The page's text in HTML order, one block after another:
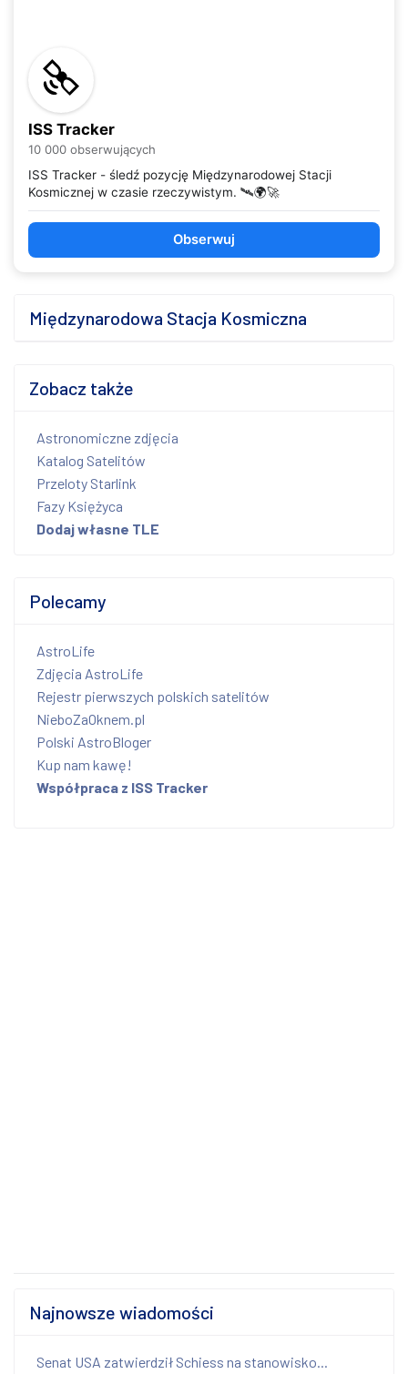
ISS Tracker
10 000 obserwujących
ISS Tracker - śledź pozycję Międzynarodowej Stacji
Kosmicznej w czasie rzeczywistym. 🛰️🌍🚀
Obserwuj
Międzynarodowa Stacja Kosmiczna
Zobacz także
Astronomiczne zdjęcia
Katalog Satelitów
Przeloty Starlink
Fazy Księżyca
Dodaj własne TLE
Polecamy
AstroLife
Zdjęcia AstroLife
Rejestr pierwszych polskich satelitów
NieboZaOknem.pl
Polski AstroBloger
Kup nam kawę!
Współpraca z ISS Tracker
Najnowsze wiadomości
Senat USA zatwierdził Schiess na stanowisko...